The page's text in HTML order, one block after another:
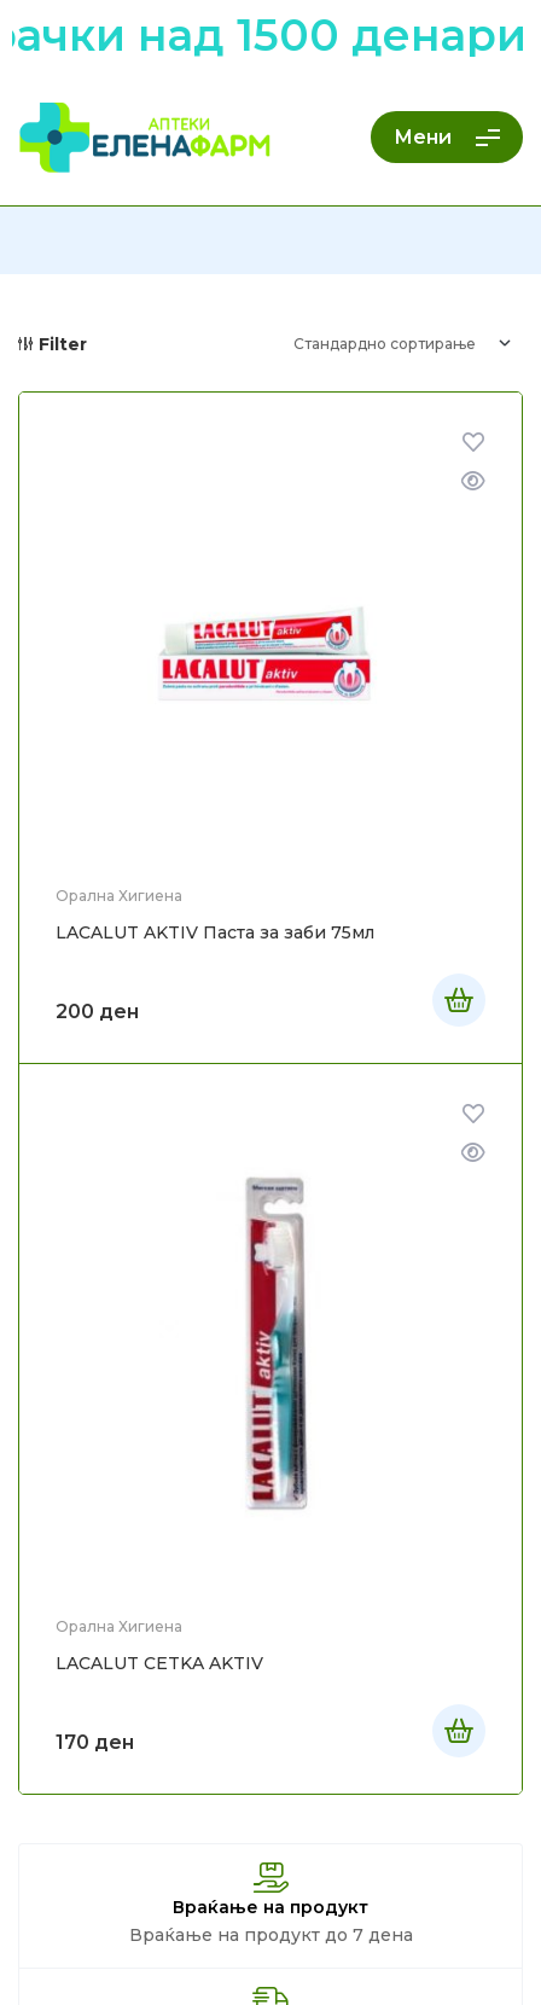
над 1500 денари
Мени
Filter
Орална Хигиена
LACALUT AKTIV Паста за заби 75мл
200 ден
Орална Хигиена
LACALUT CETKA AKTIV
170 ден
Враќање на продукт
Враќање на продукт до 7 дена